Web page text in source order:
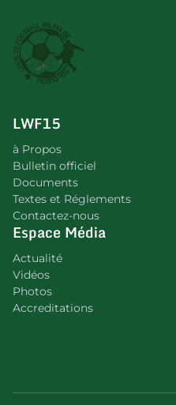
LWF15
à Propos
Bulletin officiel
Documents
Textes et Réglements
Contactez-nous
Espace Média
Actualité
Vidéos
Photos
Accreditations